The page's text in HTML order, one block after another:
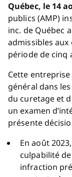
Québec, le 14
publics (AMP)
inc. de Québec
admissibles aux
période de cinq
Cette
général dans
du curetage et
un examen
présente
En août
culpabilité
infraction